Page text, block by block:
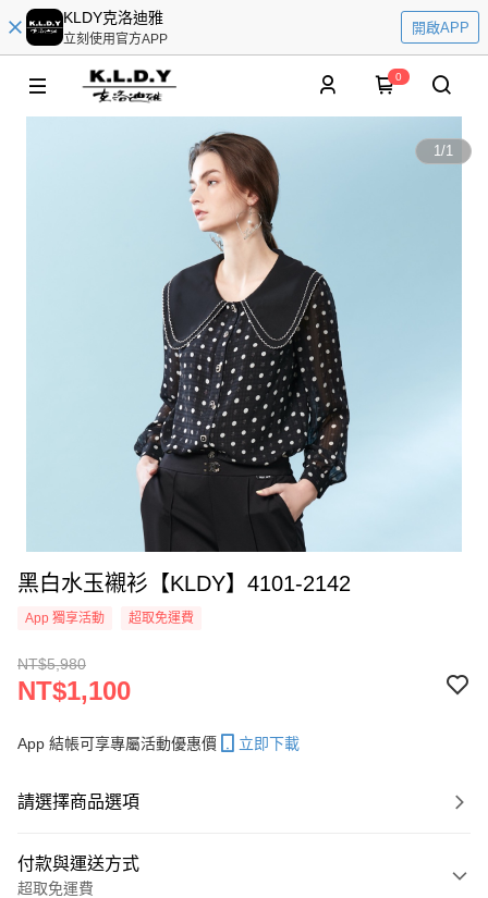
KLDY克洛迪雅
立刻使用官方APP
開啟APP
0
1/1
黑白水玉襯衫【KLDY】4101-2142
App 獨享活動 超取免運費
NT$5,980
NT$1,100
App 結帳可享專屬活動優惠價 立即下載
請選擇商品選項
付款與運送方式
超取免運費